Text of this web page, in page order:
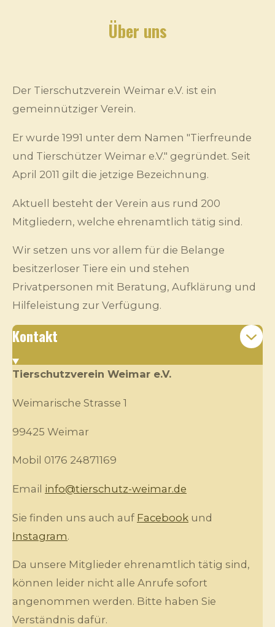
Über uns
Der Tierschutzverein Weimar e.V. ist ein
gemeinnütziger Verein.
Er wurde 1991 unter dem Namen "Tierfreunde
und Tierschützer Weimar e.V." gegründet. Seit
April 2011 gilt die jetzige Bezeichnung.
Aktuell besteht der Verein aus rund 200
Mitgliedern, welche ehrenamtlich tätig sind.
Wir setzen uns vor allem für die Belange
besitzerloser Tiere ein und stehen
Privatpersonen mit Beratung, Aufklärung und
Hilfeleistung zur Verfügung.
Kontakt
Tierschutzverein Weimar e.V.
Weimarische Strasse 1
99425 Weimar
Mobil 0176 24871169
Email info@tierschutz-weimar.de
Sie finden uns auch auf Facebook und
Instagram.
Da unsere Mitglieder ehrenamtlich tätig sind,
können leider nicht alle Anrufe sofort
angenommen werden. Bitte haben Sie
Verständnis dafür.